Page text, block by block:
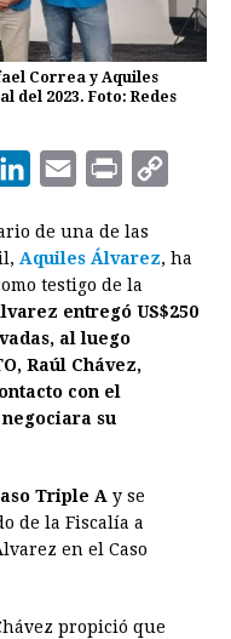
Correa y Aquiles
del 2023. Foto: Redes
n
k
e
d
I
n
a
i
l
i
n
t
L
de una de las
Aquiles Álvarez, ha
testigo de la
entregó US$250
al luego
Raúl Chávez,
con el
su
Triple A y se
de la Fiscalía a
en el Caso
propició que